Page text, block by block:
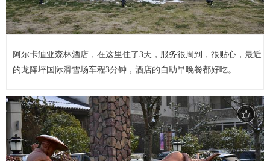
阿尔卡迪亚森林酒店，在这里住了3天，服务很周到，很贴心，最近
的龙降坪国际滑雪场车程3分钟，酒店的自助早晚餐都好吃。